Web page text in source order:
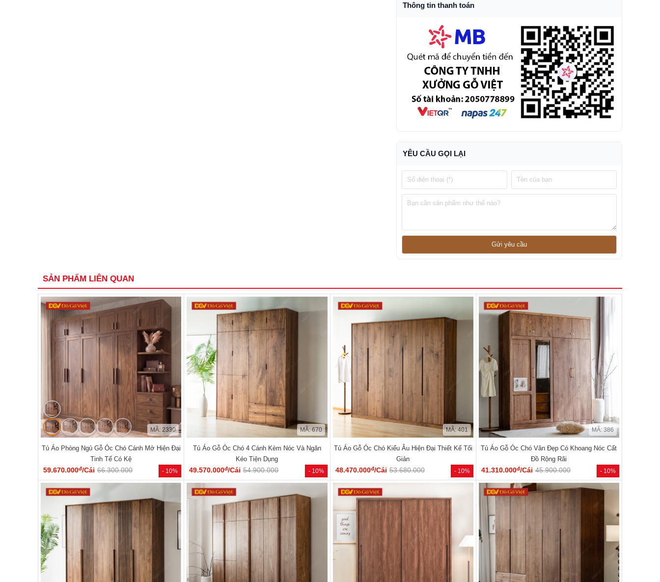
Thông tin thanh toán
YÊU CẦU GỌI LẠI
SẢN PHẨM LIÊN QUAN
- 10%
MÃ: 2330
Tủ Áo Phòng Ngủ Gỗ Óc Chó Cánh Mở Hiện Đại
Tinh Tế Có Kệ
59.670.000đ/Cái 66.300.000 - 10%
MÃ: 670
Tủ Áo Gỗ Óc Chó 4 Cánh Kèm Nóc Và Ngăn
Kéo Tiện Dụng
49.570.000đ/Cái 54.900.000 - 10%
MÃ: 401
Tủ Áo Gỗ Óc Chó Kiểu Âu Hiện Đại Thiết Kế Tối
Giản
48.470.000đ/Cái 53.680.000 - 10%
MÃ: 386
Tủ Áo Gỗ Óc Chó Vân Đẹp Có Khoang Nóc Cất
Đồ Rộng Rãi
41.310.000đ/Cái 45.900.000